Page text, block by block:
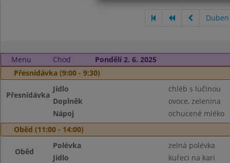
Menu Chod
Pondělí 2. 6. 2025
Přesnídávka (9:00 - 9:30)
Přesnídávka
Jídlo
chléb s lučinou
Doplněk
ovoce, zelenina
Nápoj
ochucené mléko
Oběd (11:00 - 14:00)
Oběd
Polévka
zelná polévka
Jídlo
kuřeci na kari